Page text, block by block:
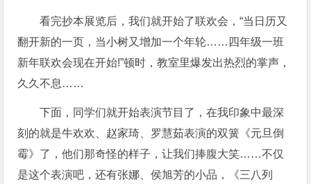
看完抄本展览后，我们就开始了联欢会，“当日历又
翻开新的一页，当小树又增加一个年轮……四年级一班
新年联欢会现在开始!”顿时，教室里爆发出热烈的掌声，
久久不息……
下面，同学们就开始表演节目了，在我印象中最深
刻的就是牛欢欢、赵家琦、罗慧茹表演的双簧《元旦倒
霉》了，他们那奇怪的样子，让我们捧腹大笑……不仅
是这个表演吧，还有张娜、侯旭芳的小品，《三八列